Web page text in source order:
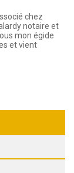
chez
notaire et
mon égide
et vient